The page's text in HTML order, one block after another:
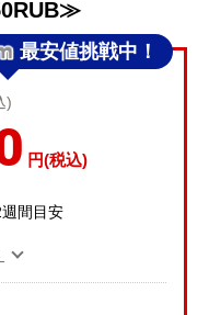
最安値挑戦中！
)
円(税込)
間目安